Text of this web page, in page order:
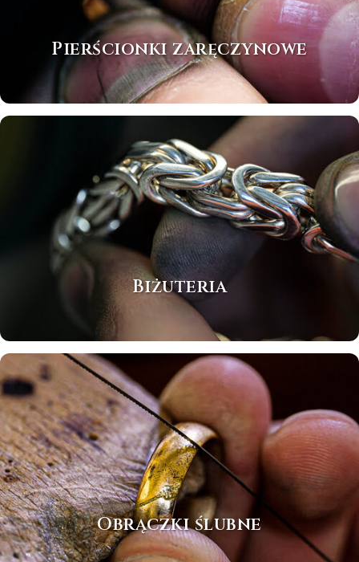
Pierścionki zaręczynowe
Biżuteria
Obrączki ślubne